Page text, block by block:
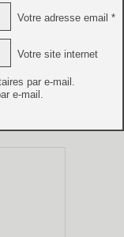
Votre adresse email *
Votre site internet
par e-mail.
e-mail.